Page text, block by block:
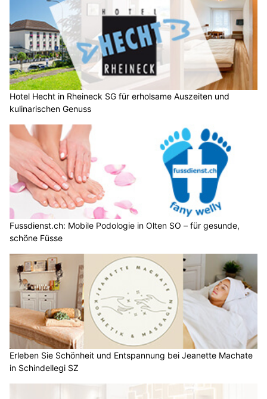
Hotel Hecht in Rheineck SG für erholsame Auszeiten und
kulinarischen Genuss
Fussdienst.ch: Mobile Podologie in Olten SO – für gesunde,
schöne Füsse
Erleben Sie Schönheit und Entspannung bei Jeanette Machate
in Schindellegi SZ